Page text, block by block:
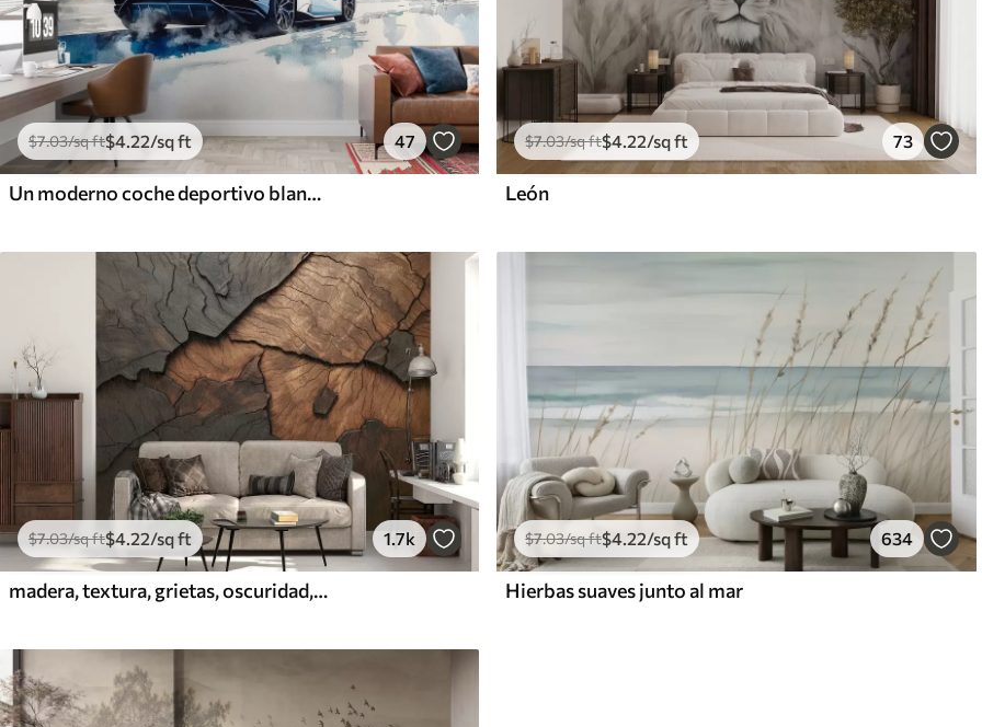
$7.03/sq ft$4.22/sq ft 47
Un moderno coche deportivo blanco corriendo sobre un fondo de palmeras y rascacielos en técnica de acuarela libre
$7.03/sq ft$4.22/sq ft 73
León
$7.03/sq ft$4 .22/sq ft 1.7k
madera, textura, grietas, oscuridad, corteza, superficie
$7.03/sq ft$4 .22/sq ft 634
Hierbas suaves junto al mar